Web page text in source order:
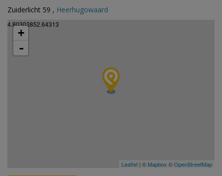
Zuiderlicht 59 , Heerhugowaard
4.80303852.64313
+
-
Leaflet | © Mapbox ©OpenStreetMap